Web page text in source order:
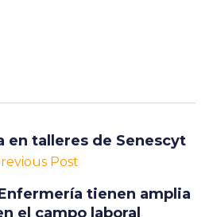
en talleres de Senescyt
Post
tienen amplia
el campo laboral